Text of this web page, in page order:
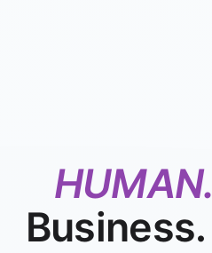
HUMAN.
Business.